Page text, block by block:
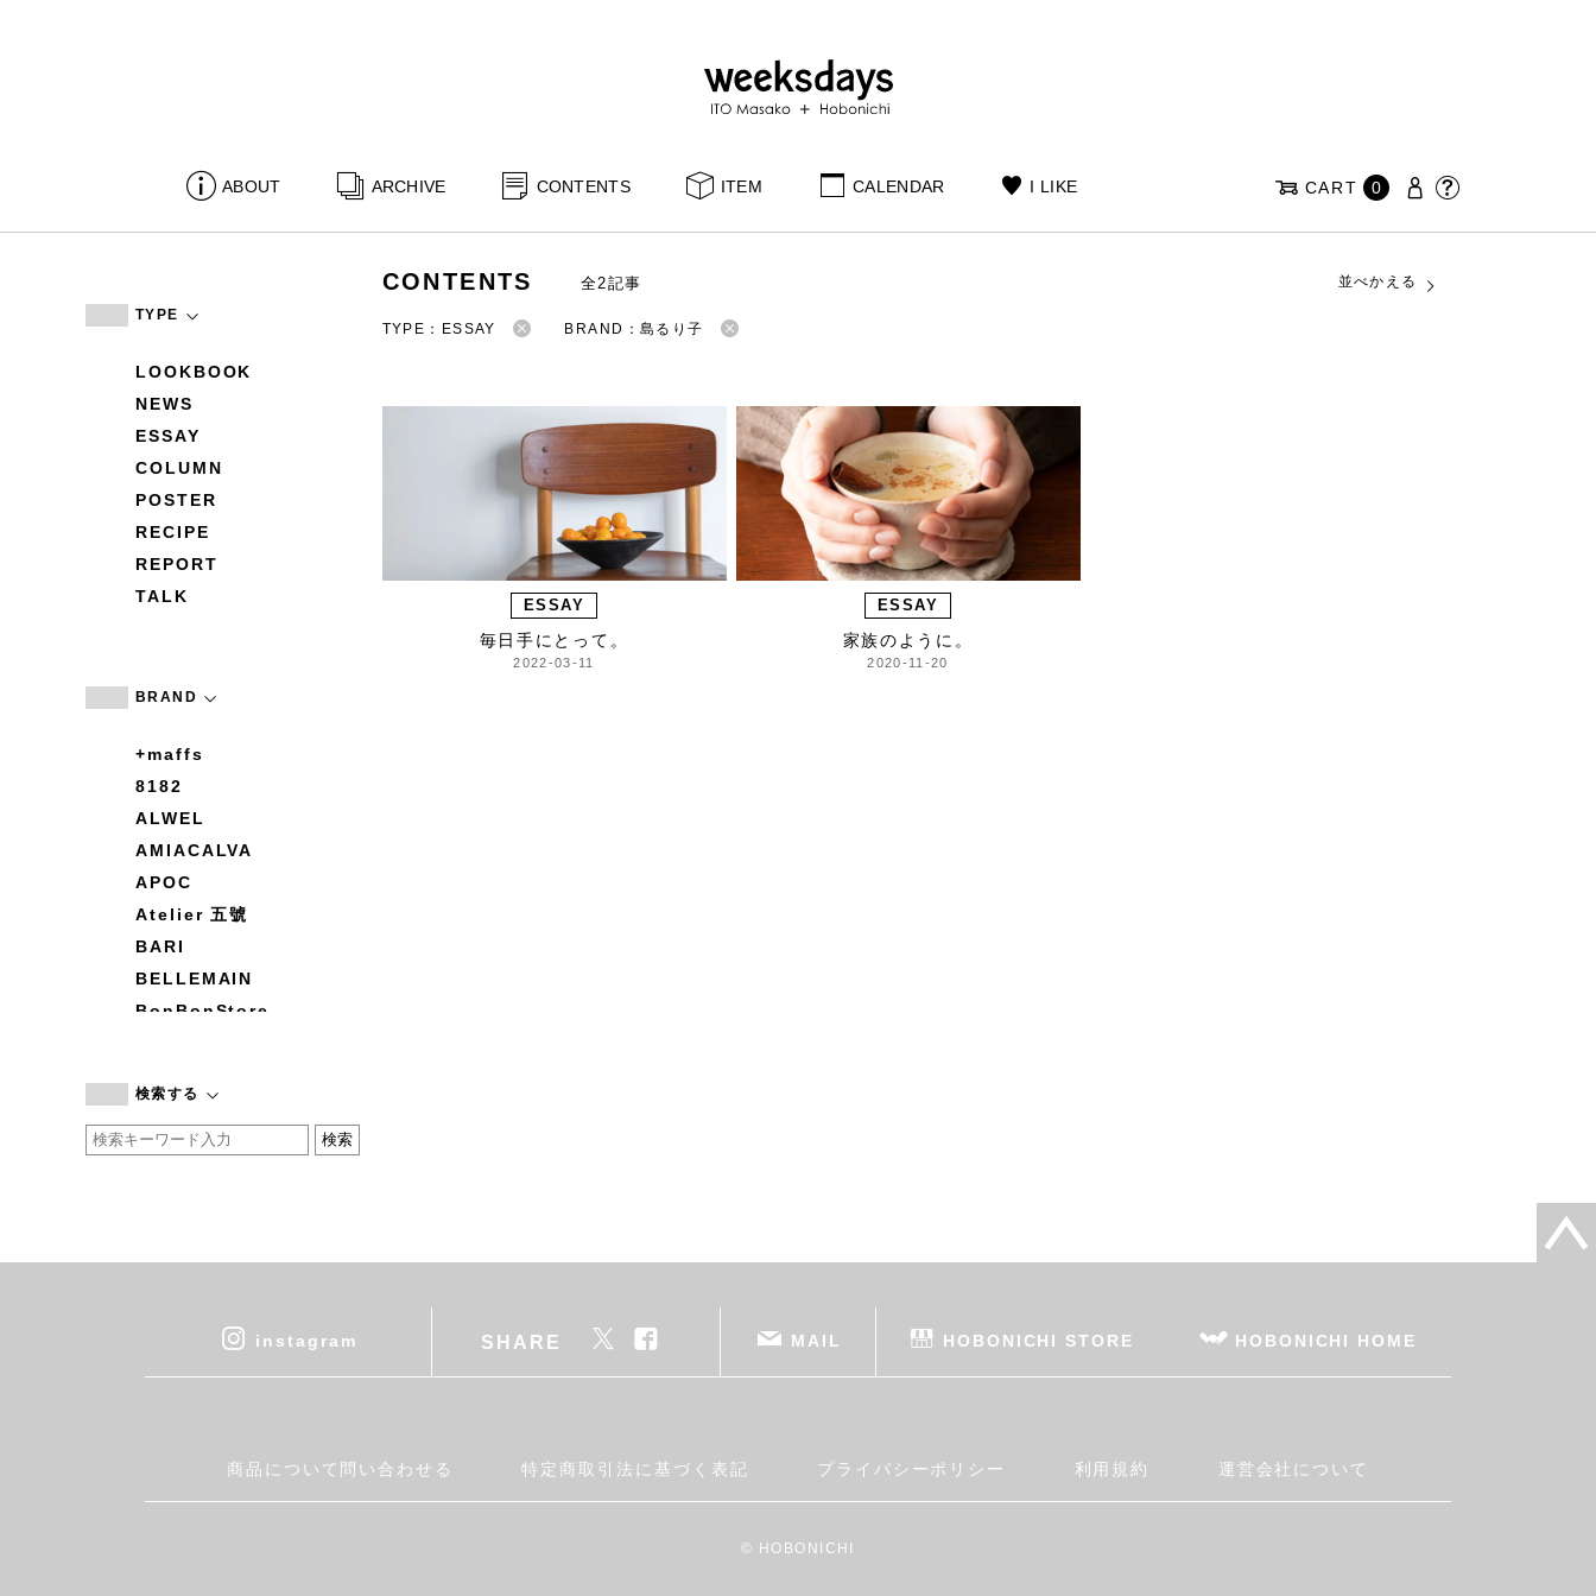
ABOUT ARCHIVE CONTENTS ITEM CALENDAR I LIKE CART 0
TYPE
LOOKBOOK
NEWS
ESSAY
COLUMN
POSTER
RECIPE
REPORT
TALK
BRAND
+maffs
8182
ALWEL
AMIACALVA
APOC
Atelier 五號
BARI
BELLEMAIN
BonBonStore
by basics
CATWORTH
cohan
DEAN & DELUCA
Fatima Morocco
検索する
CONTENTS 全2記事 並べかえる
TYPE：ESSAY BRAND：島るり子
ESSAY
毎日手にとって。
2022-03-11
ESSAY
家族のように。
2020-11-20
instagram SHARE MAIL HOBONICHI STORE HOBONICHI HOME
商品について問い合わせる 特定商取引法に基づく表記 プライバシーポリシー 利用規約 運営会社について
© HOBONICHI